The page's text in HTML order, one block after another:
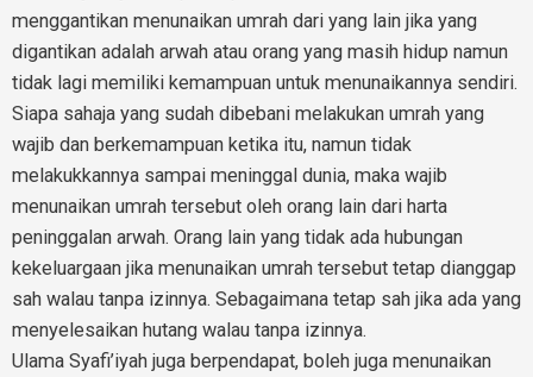
menggantikan menunaikan umrah dari yang lain jika yang
digantikan adalah arwah atau orang yang masih hidup namun
tidak lagi memiliki kemampuan untuk menunaikannya sendiri.
Siapa sahaja yang sudah dibebani melakukan umrah yang
wajib dan berkemampuan ketika itu, namun tidak
melakukkannya sampai meninggal dunia, maka wajib
menunaikan umrah tersebut oleh orang lain dari harta
peninggalan arwah. Orang lain yang tidak ada hubungan
kekeluargaan jika menunaikan umrah tersebut tetap dianggap
sah walau tanpa izinnya. Sebagaimana tetap sah jika ada yang
menyelesaikan hutang walau tanpa izinnya.
Ulama Syafi’iyah juga berpendapat, boleh juga menunaikan